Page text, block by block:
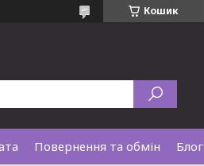
Кошик
Повернення та обмін Блог